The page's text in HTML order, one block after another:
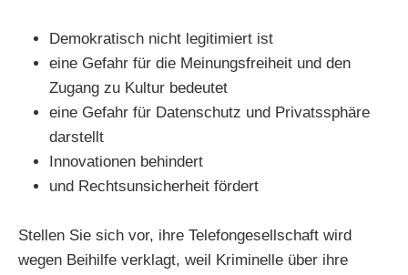
Demokratisch nicht legitimiert ist
eine Gefahr für die Meinungsfreiheit und den
Zugang zu Kultur bedeutet
eine Gefahr für Datenschutz und Privatssphäre
darstellt
Innovationen behindert
und Rechtsunsicherheit fördert
Stellen Sie sich vor, ihre Telefongesellschaft wird
wegen Beihilfe verklagt, weil Kriminelle über ihre